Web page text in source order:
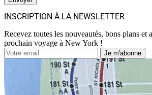
INSCRIPTION À LA NEWSLETTER
Recevez toutes les nouveautés, bons plans et
prochain voyage à New York !
Je m'abonne